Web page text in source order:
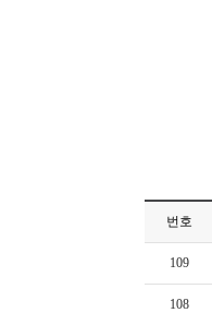
번호
109
108